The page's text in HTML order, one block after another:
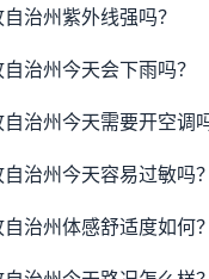
治州紫外线强吗？
治州今天会下雨吗？
治州今天需要开空调
治州今天容易过敏吗？
治州体感舒适度如何？